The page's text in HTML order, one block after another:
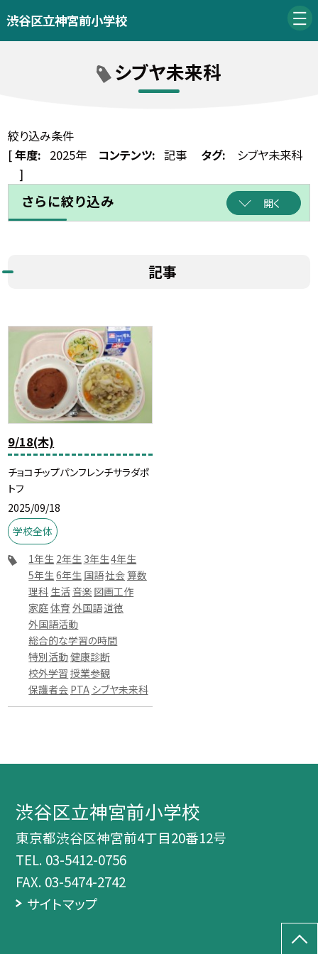
渋谷区立神宮前小学校
シブヤ未来科
絞り込み条件
[年度: 2025年 コンテンツ: 記事 タグ:
シブヤ未来科
]
さらに絞り込み 開く
記事
9/18(木)
チョコチップパンフレンチサラダポ
トフ
2025/09/18
学校全体
1年生 2年生 3年生4年生
5年生6年生 国語社会算数
理科 生活音楽 図画工作
家庭体育 外国語道徳
外国語活動
総合的な学習の時間
特別活動健康診断
校外学習 授業参観
保護者会 PTA シブヤ未来科
渋谷区立神宮前小学校
東京都渋谷区神宮前4丁目20番12号
TEL. 03-5412-0756
FAX. 03-5474-2742
サイトマップ